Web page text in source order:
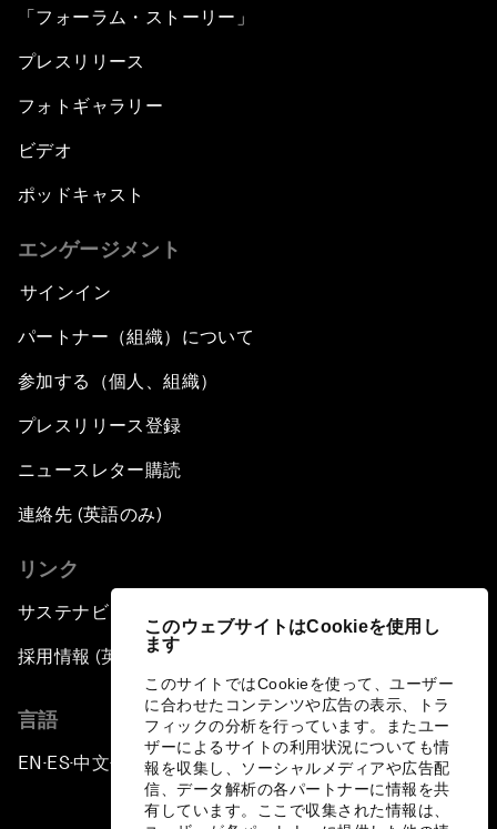
このウェブサイトはCookieを使用し
ます
このサイトではCookieを使って、ユーザー
に合わせたコンテンツや広告の表示、トラ
フィックの分析を行っています。またユー
ザーによるサイトの利用状況についても情
報を収集し、ソーシャルメディアや広告配
信、データ解析の各パートナーに情報を共
有しています。ここで収集された情報は、
「フォーラム・ストーリー」
プレスリリース
フォトギャラリー
ビデオ
ポッドキャスト
エンゲージメント
サインイン
パートナー（組織）について
参加する（個人、組織）
プレスリリース登録
ニュースレター購読
連絡先 (英語のみ)
リンク
サステナビリティへの取り組み
採用情報 (英語のみ)
言語
EN ▪ES▪中文▪ 日本語